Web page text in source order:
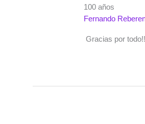
100 años
Fernando
Gracias por